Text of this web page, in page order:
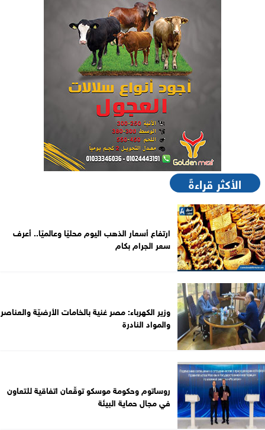
الأكثر قراءةً
ارتفاع أسعار الذهب اليوم محليًا وعالميًا.. أعرف
سعر الجرام بكام
وزير الكهرباء: مصر غنية بالخامات الأرضيّة والعناصر
والمواد النادرة
روساتوم وحكومة موسكو توقّعان اتفاقية للتعاون
في مجال حماية البيئة